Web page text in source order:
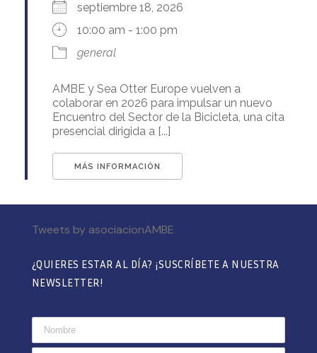
septiembre 18, 2026
10:00 am - 1:00 pm
general
AMBE y Sea Otter Europe vuelven a
colaborar en 2026 para impulsar un nuevo
Encuentro del Sector de la Bicicleta, una cita
presencial dirigida a [...]
MÁS INFORMACIÓN
Tweets by asociacionAMBE
¿QUIERES ESTAR AL DÍA? ¡SUSCRÍBETE A NUESTRA
NEWSLETTER!